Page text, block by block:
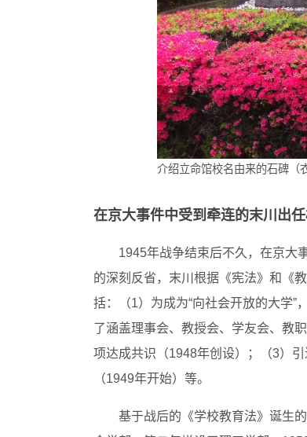
介绍立命馆校名由来的石碑（
在京大事件中受到牵连的末川出
1945年战争结束后不久，在京大
的深刻反省，末川根据《宪法》和《
括：（1）为成为“向社会开放的大学
了涵盖理事会、教授会、学友会、教
项达成共识（1948年创设）；（3）
（1949年开始）等。
基于战后的《学校教育法》诞生